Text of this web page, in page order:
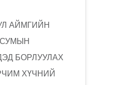
АЙМГИЙН
БОРЛУУЛАХ
ХҮЧНИЙ